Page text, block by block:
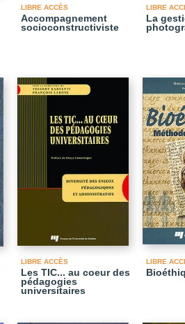
LIBRE ACCÈS
Accompagnement
socioconstructiviste
LIBRE
La
LIBRE ACCÈS
Les TIC... au coeur des
pédagogies
universitaires
LIBRE